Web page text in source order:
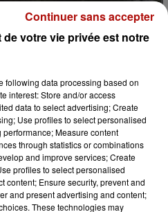
de votre vie privée est notre
following data processing based on
interest: Store and/or access
data to select advertising; Create
Use profiles to select personalised
Measure content
through statistics or combinations
and improve services; Create
profiles to select personalised
content; Ensure security, prevent and
and present advertising and content;
These technologies may
Continuer sans accepter